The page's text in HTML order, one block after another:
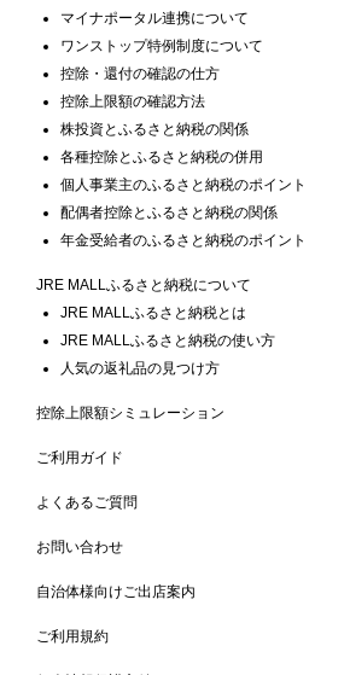
マイナポータル連携について
ワンストップ特例制度について
控除・還付の確認の仕方
控除上限額の確認方法
株投資とふるさと納税の関係
各種控除とふるさと納税の併用
個人事業主のふるさと納税のポイント
配偶者控除とふるさと納税の関係
年金受給者のふるさと納税のポイント
JRE MALLふるさと納税について
JRE MALLふるさと納税とは
JRE MALLふるさと納税の使い方
人気の返礼品の見つけ方
控除上限額シミュレーション
ご利用ガイド
よくあるご質問
お問い合わせ
自治体様向けご出店案内
ご利用規約